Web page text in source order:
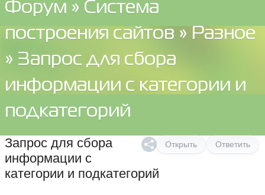
Форум » Система
построения сайтов » Разное
» Запрос для сбора
информации с категории и
подкатегорий
Открыть Ответить
Запрос для сбора
информации с
категории и подкатегорий